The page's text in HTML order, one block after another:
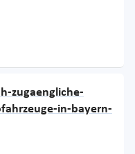
zugaengliche-
in-bayern-